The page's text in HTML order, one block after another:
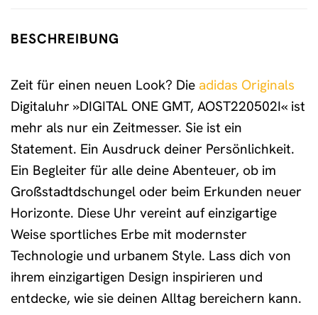
BESCHREIBUNG
Zeit für einen neuen Look? Die adidas Originals
Digitaluhr »DIGITAL ONE GMT, AOST220502I« ist
mehr als nur ein Zeitmesser. Sie ist ein
Statement. Ein Ausdruck deiner Persönlichkeit.
Ein Begleiter für alle deine Abenteuer, ob im
Großstadtdschungel oder beim Erkunden neuer
Horizonte. Diese Uhr vereint auf einzigartige
Weise sportliches Erbe mit modernster
Technologie und urbanem Style. Lass dich von
ihrem einzigartigen Design inspirieren und
entdecke, wie sie deinen Alltag bereichern kann.